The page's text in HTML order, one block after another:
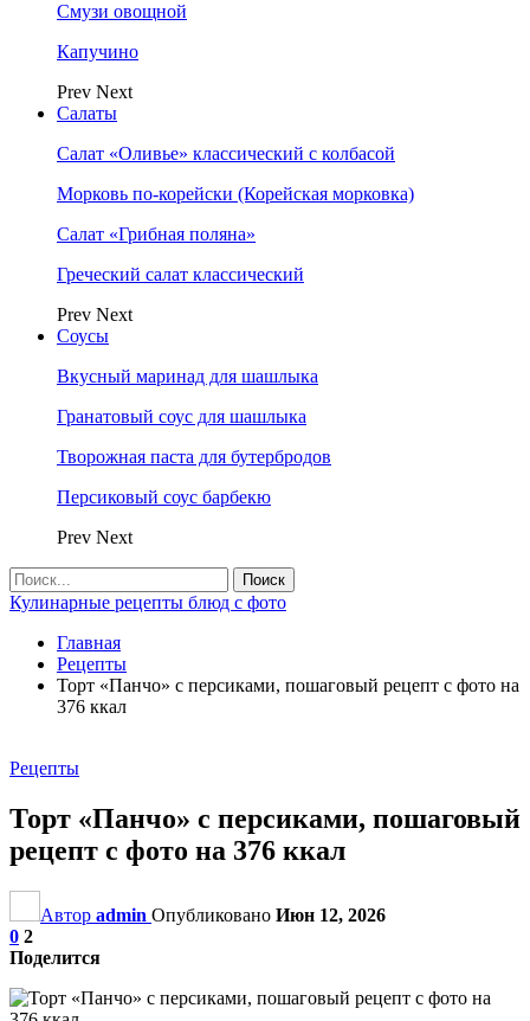
Смузи овощной
Капучино
Prev Next
Салаты
Салат «Оливье» классический с колбасой
Морковь по-корейски (Корейская морковка)
Салат «Грибная поляна»
Греческий салат классический
Prev Next
Соусы
Вкусный маринад для шашлыка
Гранатовый соус для шашлыка
Творожная паста для бутербродов
Персиковый соус барбекю
Prev Next
Кулинарные рецепты блюд с фото
Главная
Рецепты
Торт «Панчо» с персиками, пошаговый рецепт с фото на
376 ккал
Рецепты
Торт «Панчо» с персиками, пошаговый
рецепт с фото на 376 ккал
Автор admin Опубликовано Июн 12, 2026
0 2
Поделится